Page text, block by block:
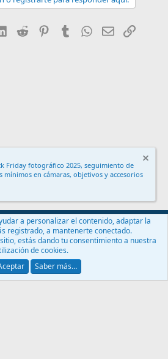
LinkedIn
Reddit PinterestTumblr WhatsApp
EmailEnlace
Política de privacidad
Ayuda
® © 2010-2024 XenForo Ltd.
Friday fotográfico 2025, seguimiento de
mínimos en cámaras, objetivos y accesorios
a personalizar el contenido, adaptar la
registrado, a mantenerte conectado.
estás dando tu consentimiento a nuestra
de cookies.
Saber más…